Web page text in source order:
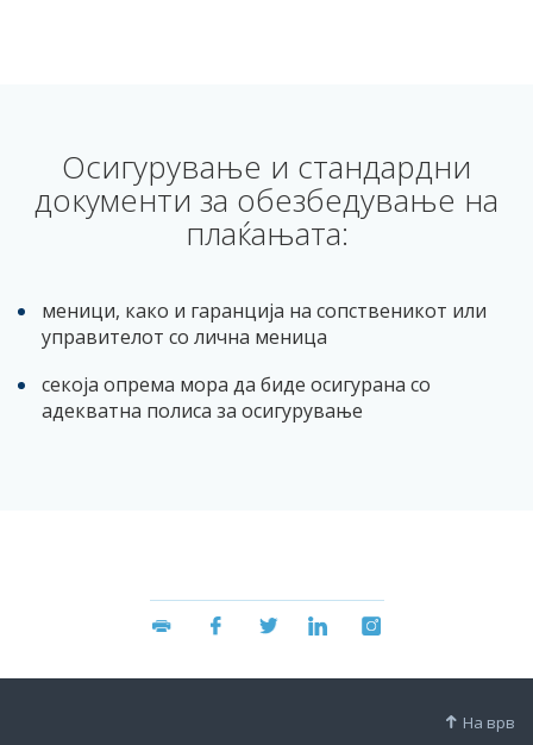
Осигурување и стандардни
документи за обезбедување на
плаќањата:
меници, како и гаранција на сопственикот или
управителот со лична меница
секоја опрема мора да биде осигурана со
адекватна полиса за осигурување
На врв